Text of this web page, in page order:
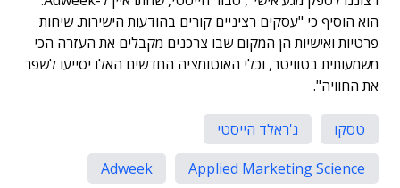
הוא הוסיף כי "עסקים רציניים קורים בהודעות הישירות. שיחות
פרטיות ואישיות הן המקום שבו צרכנים מקבלים את העזרה הכי
משמעותית בטוויטר, וכלי האוטומציה החדשים האלו יסייעו לשפר
את החוויה".
טסקו
ג'ראלד הייסטי
Applied Marketing Science
Adweek